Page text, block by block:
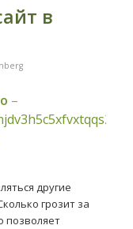
в
–
другие
грозит за
позволяет